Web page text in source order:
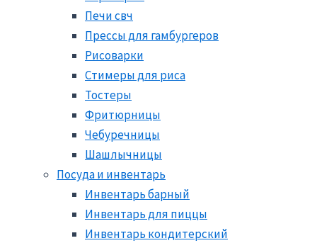
Печи свч
Прессы для гамбургеров
Рисоварки
Стимеры для риса
Тостеры
Фритюрницы
Чебуречницы
Шашлычницы
Посуда и инвентарь
Инвентарь барный
Инвентарь для пиццы
Инвентарь кондитерский